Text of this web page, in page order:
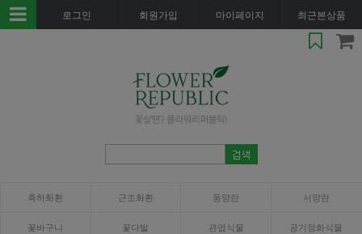
로그인 회원가입 마이페이지 최근본상품
축하화환 근조화환 동양란 서양란
꽃바구니 꽃다발 관엽식물 공기정화식물